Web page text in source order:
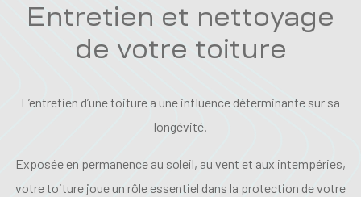
Entretien et nettoyage
de votre toiture
L’entretien d’une toiture a une influence déterminante sur sa
longévité.
Exposée en permanence au soleil, au vent et aux intempéries,
votre toiture joue un rôle essentiel dans la protection de votre